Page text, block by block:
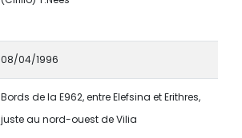
08/04/1996
Bords de la E962, entre Elefsina et Erithres,
juste au nord-ouest de Vilia